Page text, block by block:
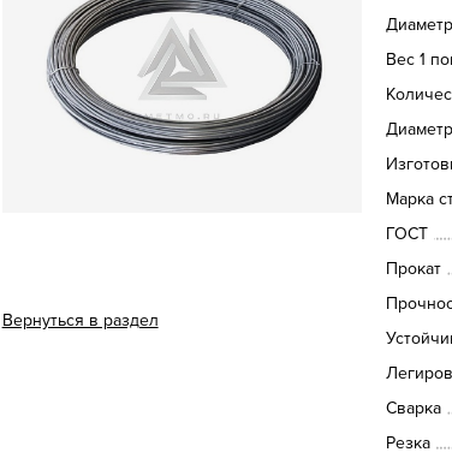
Вернуться в раздел
Вес 1
Марка
ГОСТ
Прокат
Сварка
Резка